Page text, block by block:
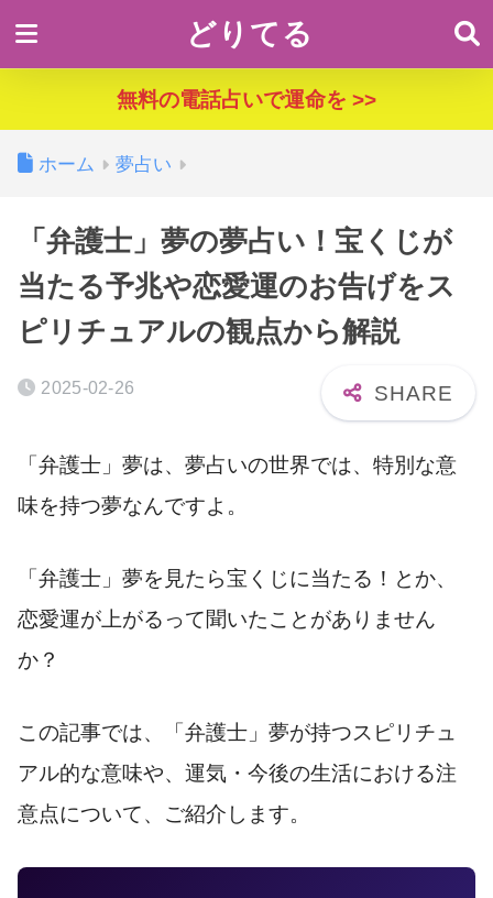
どりてる
無料の電話占いで運命を >>
ホーム 夢占い
「弁護士」夢の夢占い！宝くじが
当たる予兆や恋愛運のお告げをス
ピリチュアルの観点から解説
2025-02-26
「弁護士」夢は、夢占いの世界では、特別な意
味を持つ夢なんですよ。
「弁護士」夢を見たら宝くじに当たる！とか、
恋愛運が上がるって聞いたことがありません
か？
この記事では、「弁護士」夢が持つスピリチュ
アル的な意味や、運気・今後の生活における注
意点について、ご紹介します。